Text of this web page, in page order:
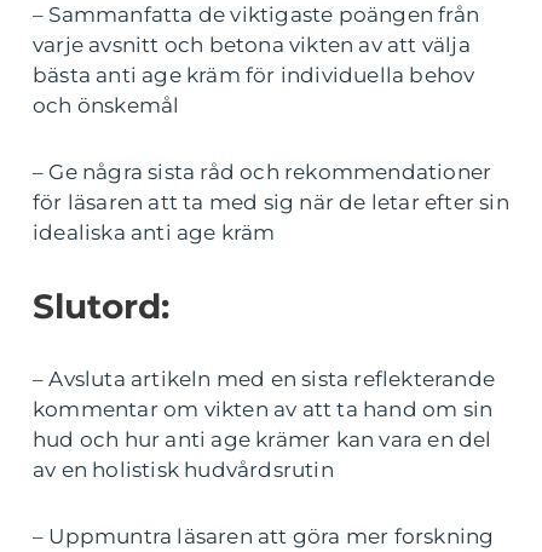
– Sammanfatta de viktigaste poängen från
varje avsnitt och betona vikten av att välja
bästa anti age kräm för individuella behov
och önskemål
– Ge några sista råd och rekommendationer
för läsaren att ta med sig när de letar efter sin
idealiska anti age kräm
Slutord:
– Avsluta artikeln med en sista reflekterande
kommentar om vikten av att ta hand om sin
hud och hur anti age krämer kan vara en del
av en holistisk hudvårdsrutin
– Uppmuntra läsaren att göra mer forskning